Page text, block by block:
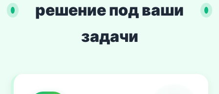
решение под ваши
задачи